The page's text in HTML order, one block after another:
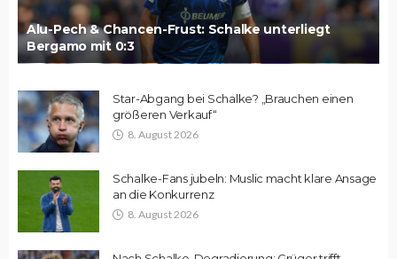
Alu-Pech & Chancen-Frust: Schalke unterliegt
Bergamo mit 0:3
Star-Abgang bei Schalke? „Brauchen einen
größeren Verkauf“
8. August 2026
Schalke-Fans jubeln: Muslic macht klare Ansage
an die Konkurrenz
8. August 2026